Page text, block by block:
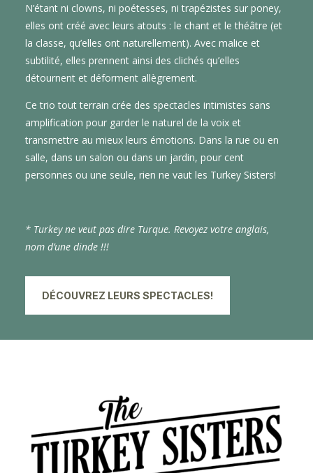
N’étant ni clowns, ni poétesses, ni trapézistes sur poney,
elles ont créé avec leurs atouts : le chant et le théâtre (et
la classe, qu’elles ont naturellement). Avec malice et
subtilité, elles prennent ainsi des clichés qu’elles
détournent et déforment allègrement.
Ce trio tout terrain crée des spectacles intimistes sans
amplification pour garder le naturel de la voix et
transmettre au mieux leurs émotions. Dans la rue ou en
salle, dans un salon ou dans un jardin, pour cent
personnes ou une seule, rien ne vaut les Turkey Sisters!
* Turkey ne veut pas dire Turque. Revoyez votre anglais,
nom d’une dinde !!!
DÉCOUVREZ LEURS SPECTACLES!